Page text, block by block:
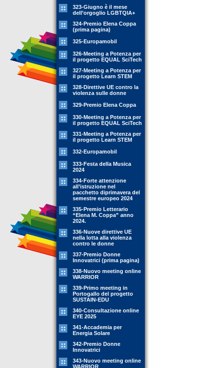
323-Giugno è il mese
dell’orgoglio LGBTQIA+
324-Premio Elena Coppa
(prima pagina)
325-Europamobil
326-Meeting a Potenza per
il progetto EQUAL SciTech
327-Meeting a Potenza per
il progetto Learn STEM
328-Direttive UE contro la
violenza sulle donne
329-Premio Elena Coppa
330-Meeting a Potenza per
il progetto EQUAL SciTech
331-Meeting a Potenza per
il progetto Learn STEM
332-Europamobil
333-Festa della Musica
2024
334-Forte attenzione
all’istruzione nel
pacchetto diprimavera del
semestre europeo 2024
335-Premio Letterario
“Elena M. Coppa” anno
2024.
336-Nuove direttive UE
nella lotta alla violenza
contro le donne
337-Premio Donne
Innovatrici (prima pagina)
338-Nuovo meeting online
WARRIOR
339-Primo meeting in
Portogallo del progetto
SUSTAIN-EDU
340-Consultazione online
EYE 2025
341-Accademia per
Energia Solare
342-Premio Donne
Innovatrici
343-Nuovo meeting online
WARRIOR